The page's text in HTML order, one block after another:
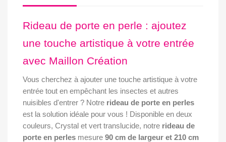
Rideau de porte en perle : ajoutez
une touche artistique à votre entrée
avec Maillon Création
Vous cherchez à ajouter une touche artistique à votre
entrée tout en empêchant les insectes et autres
nuisibles d'entrer ? Notre rideau de porte en perles
est la solution idéale pour vous ! Disponible en deux
couleurs, Crystal et vert translucide, notre rideau de
porte en perles mesure 90 cm de largeur et 210 cm